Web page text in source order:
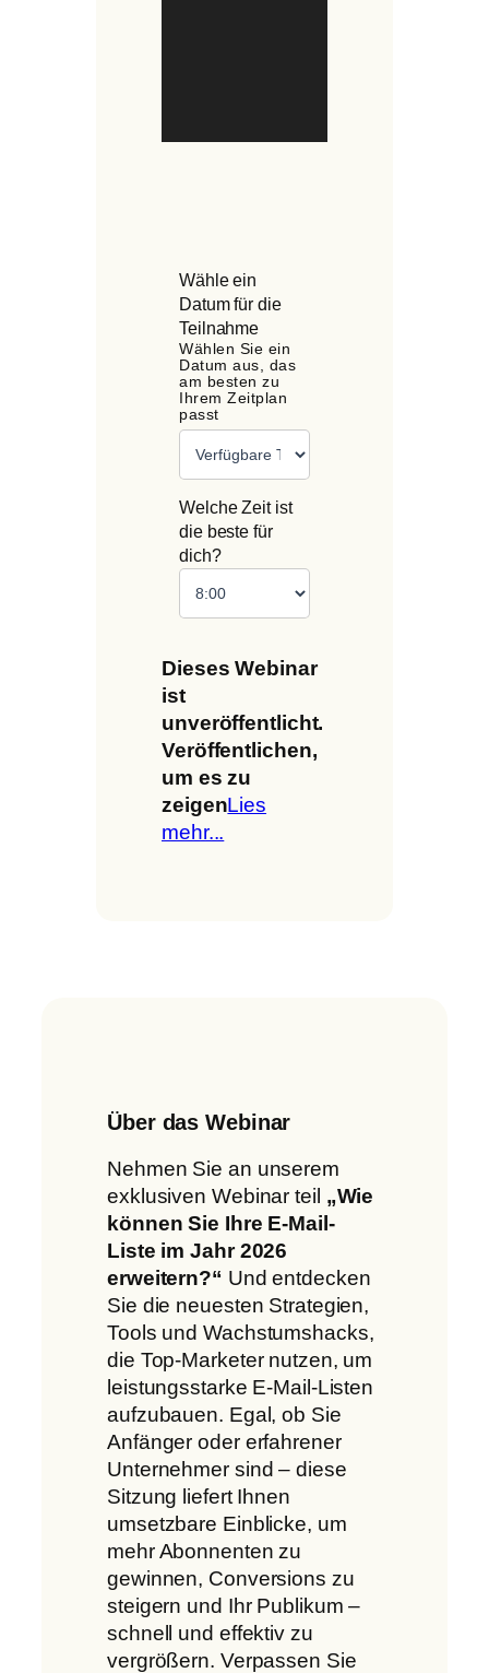
Wähle ein
Datum für die
Teilnahme
Wählen Sie ein
Datum aus, das
am besten zu
Ihrem Zeitplan
passt
Welche Zeit ist
die beste für
dich?
Dieses Webinar
ist
unveröffentlicht.
Veröffentlichen,
um es zu
zeigenLies
mehr...
Über das Webinar
Nehmen Sie an unserem
exklusiven Webinar teil „Wie
können Sie Ihre E-Mail-
Liste im Jahr 2026
erweitern?“ Und entdecken
Sie die neuesten Strategien,
Tools und Wachstumshacks,
die Top-Marketer nutzen, um
leistungsstarke E-Mail-Listen
aufzubauen. Egal, ob Sie
Anfänger oder erfahrener
Unternehmer sind – diese
Sitzung liefert Ihnen
umsetzbare Einblicke, um
mehr Abonnenten zu
gewinnen, Conversions zu
steigern und Ihr Publikum –
schnell und effektiv zu
vergrößern. Verpassen Sie